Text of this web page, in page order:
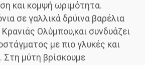
και κομψή ωριμότητα.
σε γαλλικά δρύινα βαρέλια
Ολύμπου,και συνδυάζει
με πιο γλυκές και
Στη μύτη βρίσκουμε